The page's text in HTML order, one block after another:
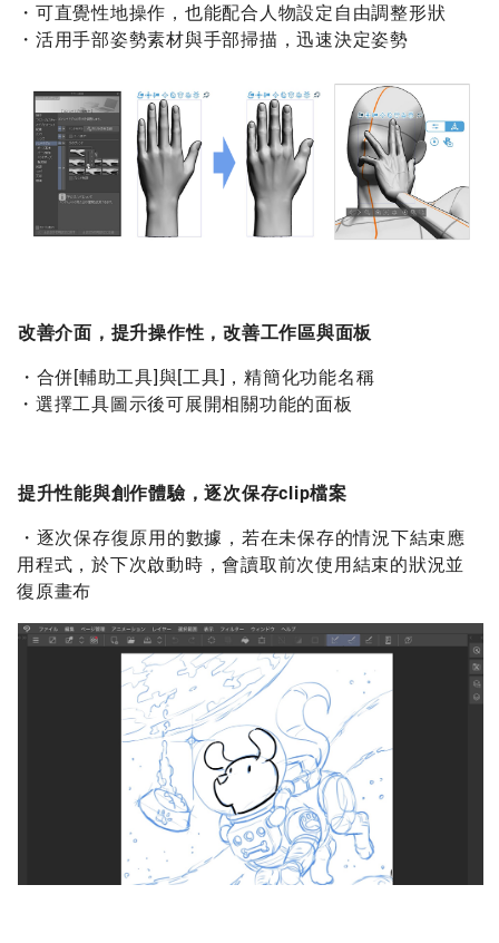
・可直覺性地操作，也能配合人物設定自由調整形狀
・活用手部姿勢素材與手部掃描，迅速決定姿勢
改善介面，提升操作性，改善工作區與面板
・合併[輔助工具]與[工具]，精簡化功能名稱
・選擇工具圖示後可展開相關功能的面板
提升性能與創作體驗，逐次保存clip檔案
・逐次保存復原用的數據，若在未保存的情況下結束應
用程式，於下次啟動時，會讀取前次使用結束的狀況並
復原畫布